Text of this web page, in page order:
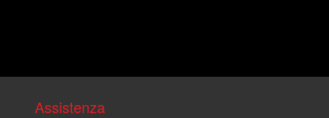
Assistenza